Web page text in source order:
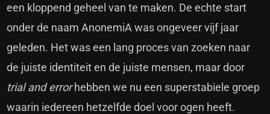
een kloppend geheel van te maken. De echte start
onder de naam AnonemiA was ongeveer vijf jaar
geleden. Het was een lang proces van zoeken naar
de juiste identiteit en de juiste mensen, maar door
trial and errorhebben we nu een superstabiele groep
waarin iedereen hetzelfde doel voor ogen heeft.